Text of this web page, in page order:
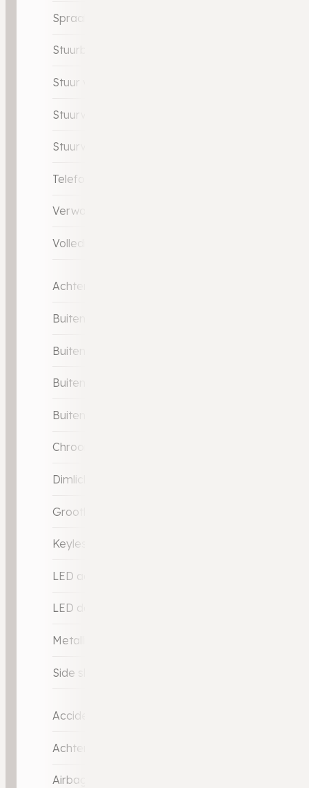
Spraakbediening
Stuurbekrachtiging
Stuur verstelbaar
Stuurwiel multifunctioneel
Stuurwiel verwarmd
Telefoonintegratie premium
Verwarmde voorstoelen
Volledig digitaal instrumentenpaneel
Achteruitrijcamera
Buitenspiegels elektrisch inklapbaar
Buitenspiegels elektrisch verstelbaar
Buitenspiegels in carrosseriekleur
Buitenspiegels verwarmbaar
Chroom delen exterieur
Dimlichten automatisch
Grootlicht-assistent
Keyless entry
LED achterlichten
LED dagrijverlichting
Metallic lak
Side skirts
Accident Avoidance System
Achteruitrij assistent
Airbag(s) hoofd achter